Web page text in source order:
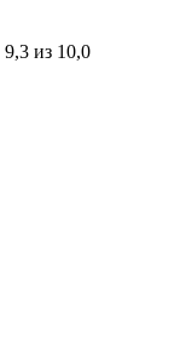
9,3 из 10,0